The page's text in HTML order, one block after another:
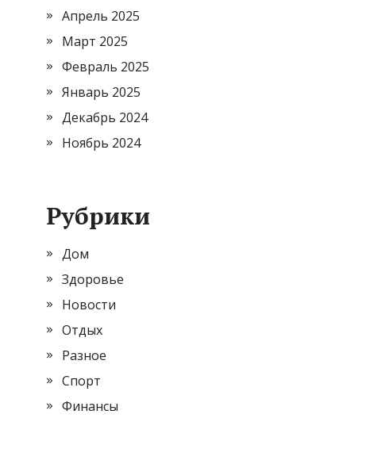
Апрель 2025
Март 2025
Февраль 2025
Январь 2025
Декабрь 2024
Ноябрь 2024
Рубрики
Дом
Здоровье
Новости
Отдых
Разное
Спорт
Финансы